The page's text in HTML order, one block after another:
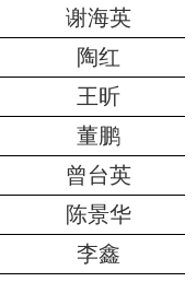
谢海英
陶红
王昕
董鹏
曾台英
陈景华
李鑫